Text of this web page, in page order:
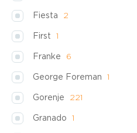
Fiesta 2
First 1
Franke 6
George Foreman 1
Gorenje 221
Granado 1